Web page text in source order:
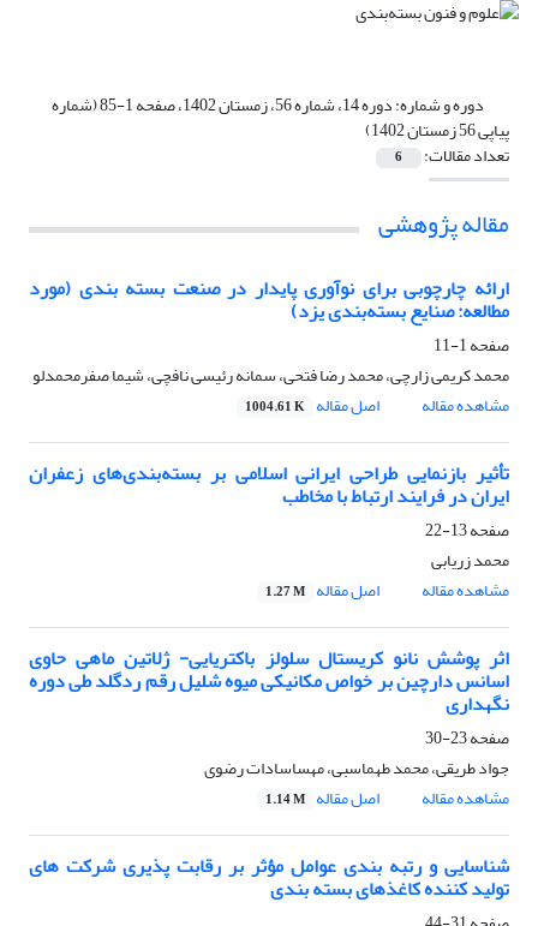
دوره و شماره: دوره 14، شماره 56، زمستان 1402، صفحه 1-85 (شماره
پیاپی 56 زمستان 1402)
تعداد مقالات: 6
مقاله پژوهشی
ارائه چارچوبی برای نوآوری پایدار در صنعت بسته بندی (مورد
مطالعه: صنایع بسته‌بندی یزد)
صفحه1-11
محمد کریمی زارچی، محمد رضا فتحی، سمانه رئیسی نافچی، شیما صفرمحمدلو
مشاهده مقاله
اصل مقاله 1004.61 K
تأثیر بازنمایی طراحی ایرانی اسلامی بر بسته‌بندی‌های زعفران
ایران در فرایند ارتباط با مخاطب
صفحه13-22
محمد زریابی
مشاهده مقاله
اصل مقاله 1.27 M
اثر پوشش نانو کریستال سلولز باکتریایی- ژلاتین ماهی حاوی
اسانس دارچین بر خواص مکانیکی میوه شلیل رقم ردگلد طی دوره
نگهداری
صفحه23-30
جواد طریقی، محمد طهماسبی، مهساسادات رضوی
مشاهده مقاله
اصل مقاله 1.14 M
شناسایی و رتبه بندی عوامل مؤثر بر رقابت پذیری شرکت های
تولید کننده کاغذهای بسته بندی